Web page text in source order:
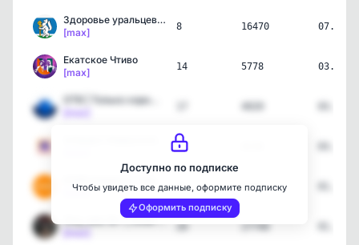
Здоровье уральцев|Минздр…
[max]
8 16470
Екатское Чтиво
[max]
14 5778
15
[max]
11 6292
Zloy_ekb 18+ | Злой Екат…
20 27740
Доступно по подписке
Чтобы увидеть все данные, оформите подписку
Оформить подписку